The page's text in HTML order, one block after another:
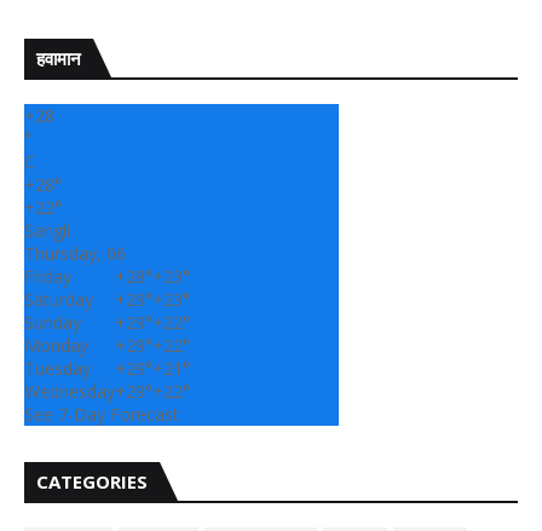
हवामान
+28
°
C
+28°
+22°
Sangli
Thursday, 06
Friday
+28°+23°
Saturday
+29°+23°
Sunday
+29°+22°
Monday
+29°+22°
Tuesday
+29°+21°
Wednesday+29°+22°
See 7-Day Forecast
CATEGORIES